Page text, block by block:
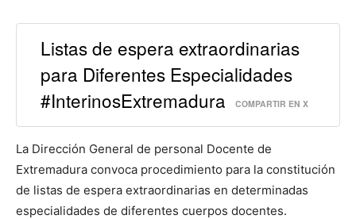
Listas de espera extraordinarias
para Diferentes Especialidades
#InterinosExtremadura
COMPARTIR EN X
La Dirección General de personal Docente de
Extremadura convoca procedimiento para la constitución
de listas de espera extraordinarias en determinadas
especialidades de diferentes cuerpos docentes.